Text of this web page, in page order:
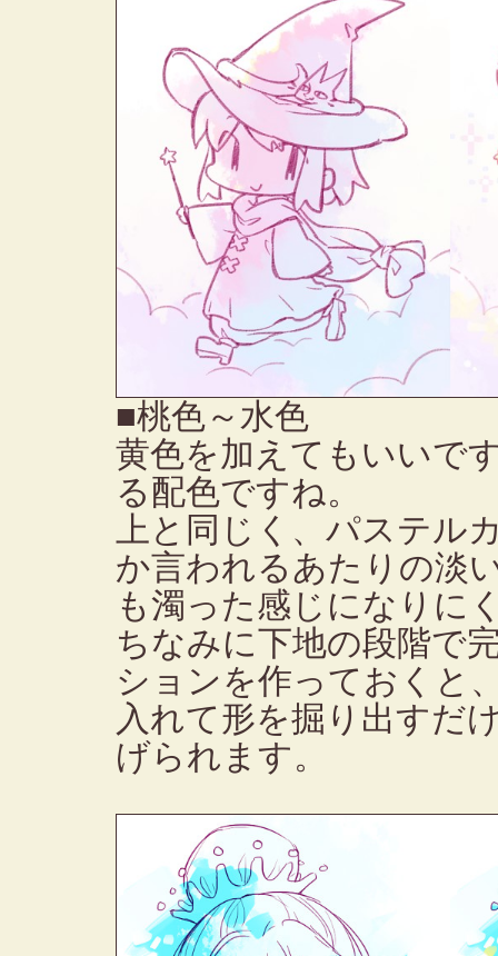
■桃色～水色
黄色を加えてもいいで
る配色ですね。
上と同じく、パステル
か言われるあたりの淡
も濁った感じになりに
ちなみに下地の段階で
ションを作っておくと
入れて形を掘り出すだ
げられます。